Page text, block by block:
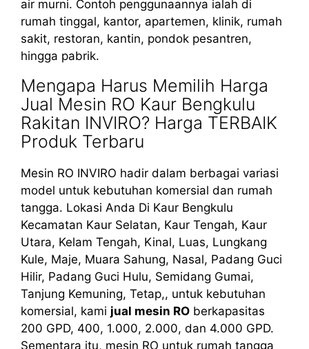
air murni. Contoh penggunaannya ialah di
rumah tinggal, kantor, apartemen, klinik, rumah
sakit, restoran, kantin, pondok pesantren,
hingga pabrik.
Mengapa Harus Memilih Harga
Jual Mesin RO Kaur Bengkulu
Rakitan INVIRO? Harga TERBAIK
Produk Terbaru
Mesin RO INVIRO hadir dalam berbagai variasi
model untuk kebutuhan komersial dan rumah
tangga. Lokasi Anda Di Kaur Bengkulu
Kecamatan Kaur Selatan, Kaur Tengah, Kaur
Utara, Kelam Tengah, Kinal, Luas, Lungkang
Kule, Maje, Muara Sahung, Nasal, Padang Guci
Hilir, Padang Guci Hulu, Semidang Gumai,
Tanjung Kemuning, Tetap,, untuk kebutuhan
komersial, kami jual mesin RO berkapasitas
200 GPD, 400, 1.000, 2.000, dan 4.000 GPD.
Sementara itu, mesin RO untuk rumah tangga